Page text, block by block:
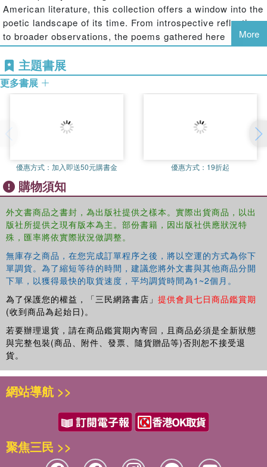
American literature, this collection offers a window into the
poetic landscape of its time. From introspective reflections
to broader observations, the poems gathered here
resonate with enduring power. Readers will find within
these pages a testament to the timeless nature of verse,
showcasing the beauty and complexity of the human
experience as captured through carefully chosen words.
continued appreciation.
civilization as we know it.
This work is in the public domain in the United States of
America, and possibly other nations. Within the United
States, you may freely copy and distribute this work, as
no entity (individual or corporate) has a copyright on the
body of the work.
Scholars believe, and we concur, that this work is
important enough to be preserved, reproduced, and made
generally available to the public. We appreciate your
support of the preservation process, and thank you for
being an important part of keeping this knowledge alive
and relevant.
More
主題書展
更多書展
優惠方式： 加入即送50元購書金 優惠方式： 19折起
購物須知
外文書商品之書封，為出版社提供之樣本。實際出貨商品，以出
版社所提供之現有版本為主。部份書籍，因出版社供應狀況特
殊，匯率將依實際狀況做調整。
無庫存之商品，在您完成訂單程序之後，將以空運的方式為你下
單調貨。為了縮短等待的時間，建議您將外文書與其他商品分開
下單，以獲得最快的取貨速度，平均調貨時間為1~2個月。
為了保護您的權益，「三民網路書店」 提供會員七日商品鑑賞期
(收到商品為起始日)。
若要辦理退貨，請在商品鑑賞期內寄回，且商品必須是全新狀態
與完整包裝(商品、附件、發票、隨貨贈品等)否則恕不接受退
貨。
網站導航 >>
聚焦三民 >>